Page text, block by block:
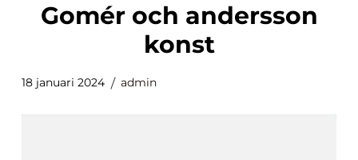
gomér och andersson
konst
18 januari 2024 admin